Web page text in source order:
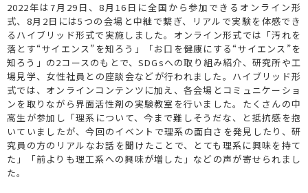
2022年は7月29日、8月16日に全国から参加できるオンライン形
式、8月2日には5つの会場と中継で繋ぎ、リアルで実験を体感でき
るハイブリッド形式で実施しました。オンライン形式では「汚れを
落とす“サイエンス”を知ろう」「お口を健康にする“サイエンス”を
知ろう」の2コースのもとで、SDGsへの取り組み紹介、研究所や工
場見学、女性社員との座談会などが行われました。ハイブリッド形
式では、オンラインコンテンツに加え、各会場とコミュニケーショ
ンを取りながら界面活性剤の実験教室を行いました。たくさんの中
高生が参加し「理系について、今まで難しそうだな、と抵抗感を抱
いていましたが、今回のイベントで理系の面白さを発見したり、研
究員の方のリアルなお話を聞けたことで、とても理系に興味を持て
た」「前よりも理工系への興味が増した」などの声が寄せられまし
た。